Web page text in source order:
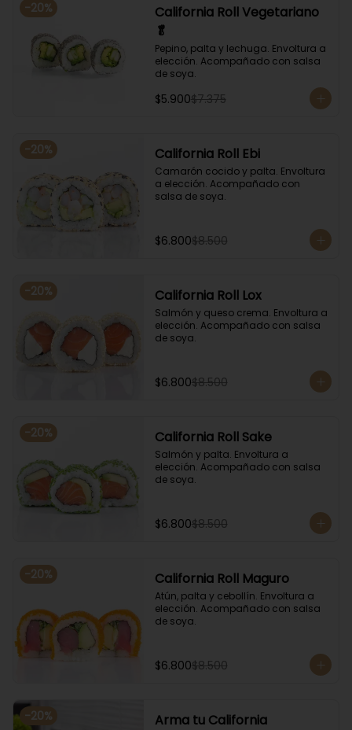
-20%
California Roll Vegetariano
🥬
Pepino, palta y lechuga. Envoltura a
elección. Acompañado con salsa
de soya.
$5.900$7.375
-20% California Roll Ebi
Camarón cocido y palta. Envoltura
a elección. Acompañado con
salsa de soya.
$6.800$8.500
-20% California Roll Lox
Salmón y queso crema. Envoltura a
elección. Acompañado con salsa
de soya.
$6.800$8.500
-20% California Roll Sake
Salmón y palta. Envoltura a
elección. Acompañado con salsa
de soya.
$6.800$8.500
-20% California Roll Maguro
Atún, palta y cebollín. Envoltura a
elección. Acompañado con salsa
de soya.
$6.800$8.500
-20% Arma tu California